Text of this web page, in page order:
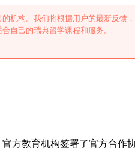
机构。我们将根据用户的最新反
自己的瑞典留学课程和服务。
方教育机构签署了官方合作